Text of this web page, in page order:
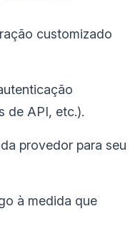
customizado
de API, etc.).
provedor para seu
à medida que